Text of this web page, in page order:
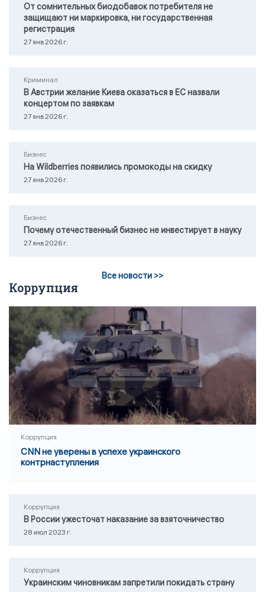
От сомнительных биодобавок потребителя не
защищают ни маркировка, ни государственная
регистрация
27 янв 2026 г.
Криминал
В Австрии желание Киева оказаться в ЕС назвали
концертом по заявкам
27 янв 2026 г.
Бизнес
На Wildberries появились промокоды на скидку
27 янв 2026 г.
Бизнес
Почему отечественный бизнес не инвестирует в науку
27 янв 2026 г.
Все новости >>
Коррупция
Коррупция
CNN не уверены в успехе украинского
контрнаступления
Коррупция
В России ужесточат наказание за взяточничество
28 июл 2023 г.
Коррупция
Украинским чиновникам запретили покидать страну